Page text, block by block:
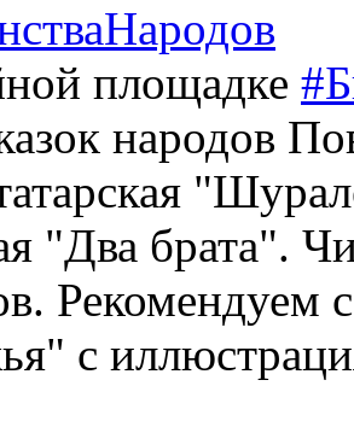
площадке
народов
"Два брата".
Рекомендуем
с